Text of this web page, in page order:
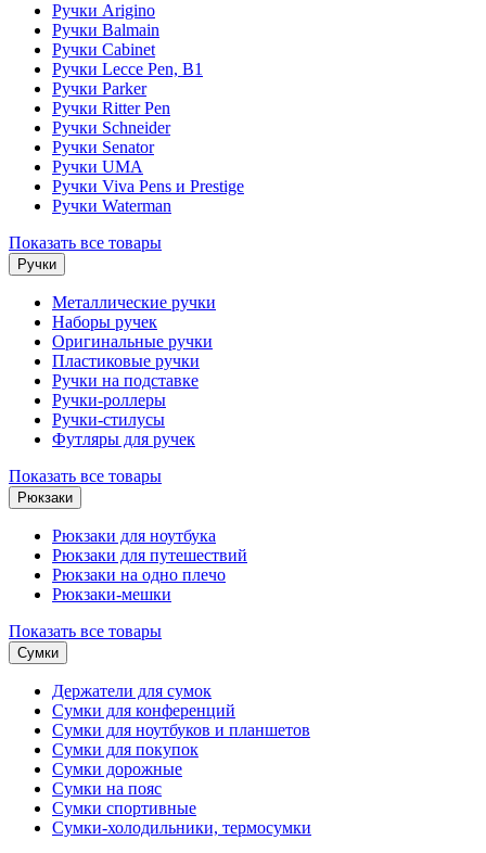
Ручки Arigino
Ручки Balmain
Ручки Cabinet
Ручки Lecce Pen, B1
Ручки Parker
Ручки Ritter Pen
Ручки Schneider
Ручки Senator
Ручки UMA
Ручки Viva Pens и Prestige
Ручки Waterman
Показать все товары
Ручки
Металлические ручки
Наборы ручек
Оригинальные ручки
Пластиковые ручки
Ручки на подставке
Ручки-роллеры
Ручки-стилусы
Футляры для ручек
Показать все товары
Рюкзаки
Рюкзаки для ноутбука
Рюкзаки для путешествий
Рюкзаки на одно плечо
Рюкзаки-мешки
Показать все товары
Сумки
Держатели для сумок
Сумки для конференций
Сумки для ноутбуков и планшетов
Сумки для покупок
Сумки дорожные
Сумки на пояс
Сумки спортивные
Сумки-холодильники, термосумки